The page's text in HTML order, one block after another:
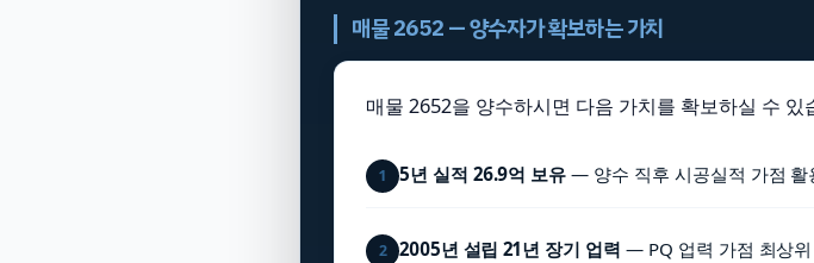
매물 2652 — 양수자가 확보하는 가치
매물 2652을 양수하시면 다음 가치를 확보하실 수
1 5년 실적 26.9억 보유 — 양수 직후 시공실적 가점 활
2 2005년 설립 21년 장기 업력 — PQ 업력 가점 최상